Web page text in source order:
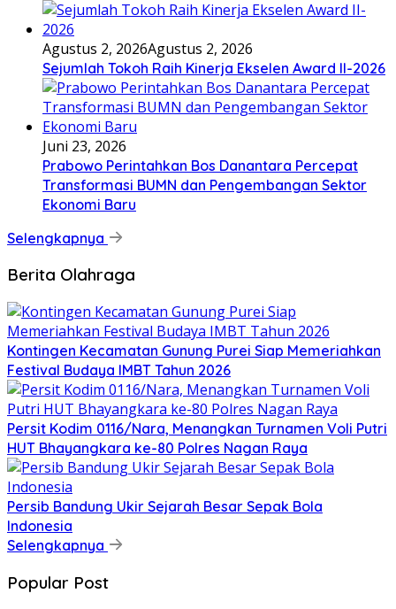
Agustus 2, 2026Agustus 2, 2026
Sejumlah Tokoh Raih Kinerja Ekselen Award II-2026
Juni 23, 2026
Prabowo Perintahkan Bos Danantara Percepat
Transformasi BUMN dan Pengembangan Sektor
Ekonomi Baru
Selengkapnya
Berita Olahraga
Kontingen Kecamatan Gunung Purei Siap Memeriahkan
Festival Budaya IMBT Tahun 2026
Persit Kodim 0116/Nara, Menangkan Turnamen Voli Putri
HUT Bhayangkara ke-80 Polres Nagan Raya
Persib Bandung Ukir Sejarah Besar Sepak Bola
Indonesia
Selengkapnya
Popular Post